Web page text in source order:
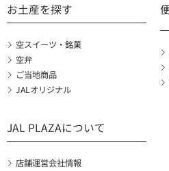
お土産を探す
空スイーツ・銘菓
空弁
ご当地商品
JALオリジナル
JAL PLAZAについて
店舗運営会社情報